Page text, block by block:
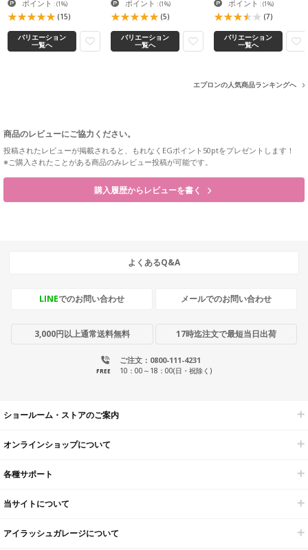
ポイント :(1%)
(15)
バリエーション
一覧へ
ポイント :(1%)
(5)
バリエーション
一覧へ
ポイント :(1%)
(7)
バリエーション
一覧へ
エプロンの人気商品ランキングへ
商品のレビューにご協力ください。
投稿されたレビューが掲載されると、もれなくEGポイント50ptをプレゼントします！
※ご購入されたことがある商品のみレビュー投稿が可能です。
購入履歴からレビューを書く
よくあるQ&A
LINEでのお問い合わせ メールでのお問い合わせ
3,000円以上通常送料無料 17時迄注文で最短当日出荷
ご注文：0800-111-4231
FREE 10：00～18：00(日・祝除く)
ショールーム・ストアのご案内
オンラインショップについて
各種サポート
当サイトについて
アイラッシュガレージについて